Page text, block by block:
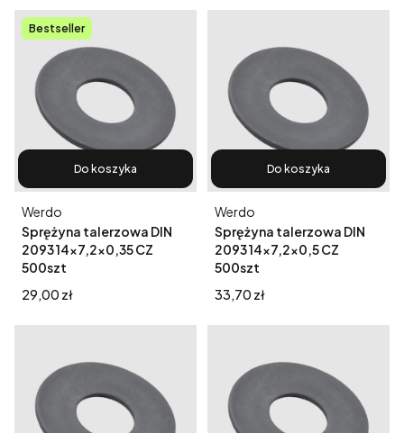
Bestseller
Do koszyka
Sprężyna talerzowa DIN
2093 14x7,2x0,35 CZ
500szt
Producent
Werdo
Cena
29,00 zł
Do koszyka
Sprężyna talerzowa DIN
2093 14x7,2x0,5 CZ
500szt
Producent
Werdo
Cena
33,70 zł